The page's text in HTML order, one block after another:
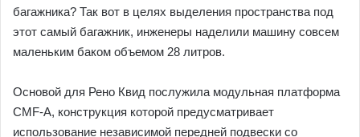
багажника? Так вот в целях выделения пространства под
этот самый багажник, инженеры наделили машину совсем
маленьким баком объемом 28 литров.
Основой для Рено Квид послужила модульная платформа
CMF-A, конструкция которой предусматривает
использование независимой передней подвески со